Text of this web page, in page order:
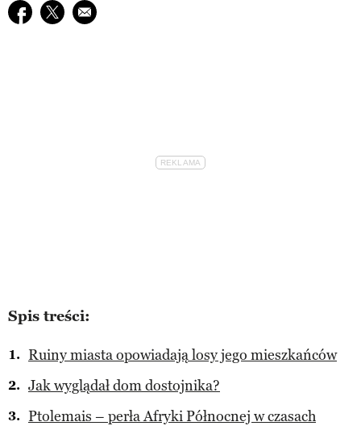
Udostępnij na facebook
Udostępnij na twitter
E-mail do przyjaciela
Spis treści:
Ruiny miasta opowiadają losy jego mieszkańców
Jak wyglądał dom dostojnika?
Ptolemais – perła Afryki Północnej w czasach